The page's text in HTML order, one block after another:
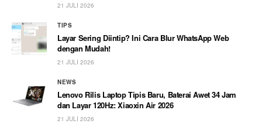
21 JULI 2026
TIPS
Layar Sering Diintip? Ini Cara Blur WhatsApp Web
dengan Mudah!
21 JULI 2026
NEWS
Lenovo Rilis Laptop Tipis Baru, Baterai Awet 34 Jam
dan Layar 120Hz: Xiaoxin Air 2026
21 JULI 2026